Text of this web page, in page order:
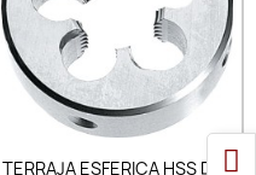
TERRAJA ESFERICA HSS DIN